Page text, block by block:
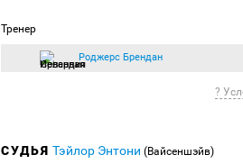
Тренер
Роджерс Брендан
?
СУДЬЯ Тэйлор Энтони (Вайсеншэйв)